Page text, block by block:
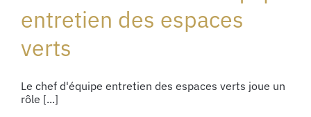
entretien des espaces
verts
Le chef d'équipe entretien des espaces verts joue un
rôle [...]